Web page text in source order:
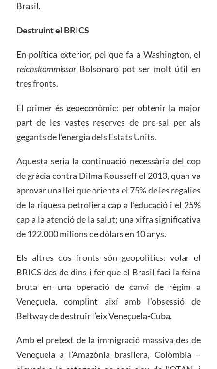
Brasil.
Destruint el BRICS
En política exterior, pel que fa a Washington, el
reichskommissarBolsonaro pot ser molt útil en
tres fronts.
El primer és geoeconòmic: per obtenir la major
part de les vastes reserves de pre-sal per als
gegants de l’energia dels Estats Units.
Aquesta seria la continuació necessària del cop
de gràcia contra Dilma Rousseff el 2013, quan va
aprovar una llei que orienta el 75% de les regalies
de la riquesa petroliera cap a l’educació i el 25%
cap a la atenció de la salut; una xifra significativa
de 122.000 milions de dòlars en 10 anys.
Els altres dos fronts són geopolítics: volar el
BRICS des de dins i fer que el Brasil faci la feina
bruta en una operació de canvi de règim a
Veneçuela, complint així amb l’obsessió de
Beltway de destruir l’eix Veneçuela-Cuba.
Amb el pretext de la immigració massiva des de
Veneçuela a l’Amazònia brasilera, Colòmbia –